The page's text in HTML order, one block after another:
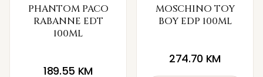
PHANTOM PACO
RABANNE EDT
100ML
189.55 KM
MOSCHINO TOY
BOY EDP 100ML
274.70 KM